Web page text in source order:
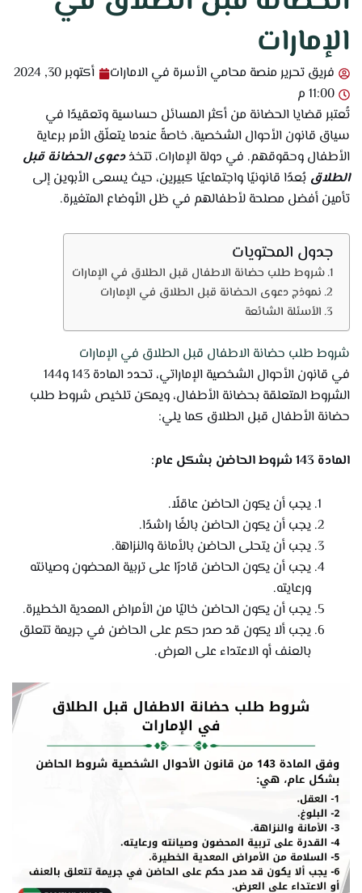
الإمارات
فريق تحرير منصة محامي الأسرة في الامارات
أكتوبر 30, 2024
11:00 م
تُعتبر قضايا الحضانة من أكثر المسائل حساسية وتعقيدًا في
سياق قانون الأحوال الشخصية، خاصةً عندما يتعلّق الأمر برعاية
الأطفال وحقوقهم. في دولة الإمارات، تتخذدعوى الحضانة قبل
الطلاق بُعدًا قانونيًا واجتماعيًا كبيرين، حيث يسعى الأبوين إلى
تأمين أفضل مصلحة لأطفالهم في ظل الأوضاع المتغيرة.
جدول المحتويات
شروط طلب حضانة الاطفال قبل الطلاق في الإمارات
نموذج دعوى الحضانة قبل الطلاق في الإمارات
الأسئلة الشائعة
شروط طلب حضانة الاطفال قبل الطلاق في الإمارات
في قانون الأحوال الشخصية الإماراتي، تحدد المادة 143 و144
الشروط المتعلقة بحضانة الأطفال، ويمكن تلخيص شروط طلب
حضانة الأطفال قبل الطلاق كما يلي:
المادة 143 شروط الحاضن بشكل عام:
يجب أن يكون الحاضن عاقلًا.
يجب أن يكون الحاضن بالغًا راشدًا.
يجب أن يتحلى الحاضن بالأمانة والنزاهة.
يجب أن يكون الحاضن قادرًا على تربية المحضون وصيانته
ورعايته.
يجب أن يكون الحاضن خاليًا من الأمراض المعدية الخطيرة.
يجب ألا يكون قد صدر حكم على الحاضن في جريمة تتعلق
بالعنف أو الاعتداء على العرض.